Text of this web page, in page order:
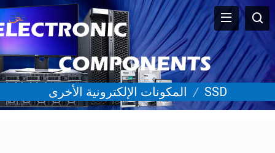
SSD
/ المكونات الإلكترونية الأخرى